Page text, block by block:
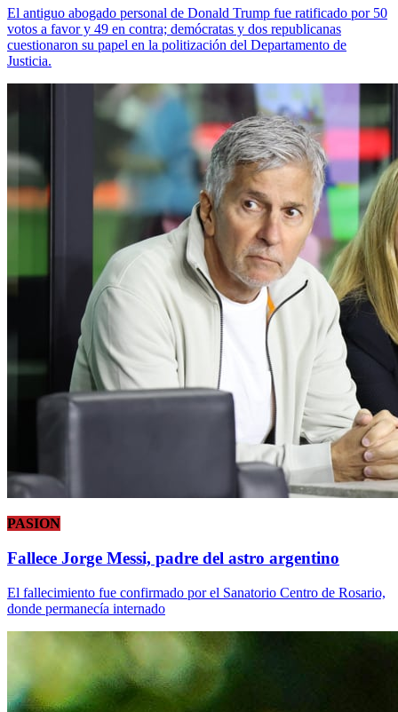
El antiguo abogado personal de Donald Trump fue ratificado por 50
votos a favor y 49 en contra; demócratas y dos republicanas
cuestionaron su papel en la politización del Departamento de
Justicia.
PASION
Fallece Jorge Messi, padre del astro argentino
El fallecimiento fue confirmado por el Sanatorio Centro de Rosario,
donde permanecía internado